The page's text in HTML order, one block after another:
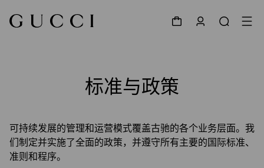
标准与政策
可持续发展的管理和运营模式覆盖古驰的各个业务层面。我
们制定并实施了全面的政策，并遵守所有主要的国际标准、
准则和程序。